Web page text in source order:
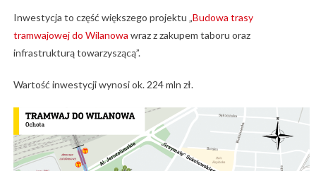
Inwestycja to część większego projektu „Budowa trasy
tramwajowej do Wilanowa wraz z zakupem taboru oraz
infrastrukturą towarzyszącą”.
Wartość inwestycji wynosi ok. 224 mln zł.